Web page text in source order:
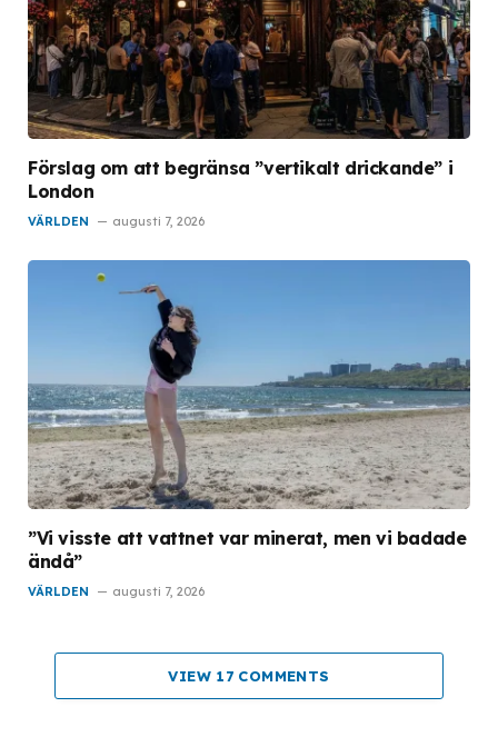
Förslag om att begränsa ”vertikalt drickande” i
London
VÄRLDEN augusti 7, 2026
”Vi visste att vattnet var minerat, men vi badade
ändå”
VÄRLDEN augusti 7, 2026
VIEW 17 COMMENTS